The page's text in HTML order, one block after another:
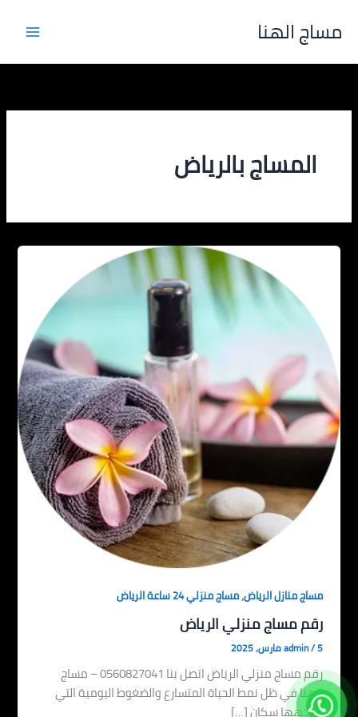
مساج الهنا
المساج بالرياض
مساج منازل الرياض,مساج منزلي 24 ساعة الرياض
رقم مساج منزلي الرياض
admin/5 مارس، 2025
رقم مساج منزلي الرياض اتصل بنا 0560827041 – مساج
الهنا في ظل نمط الحياة المتسارع والضغوط اليومية التي
يواجهها سكان […]